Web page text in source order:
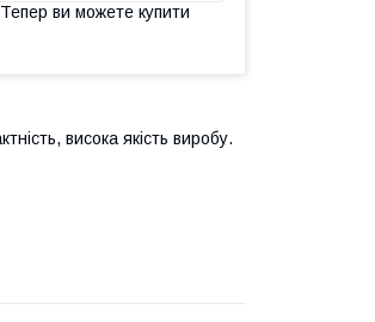
Тепер ви можете купити
висока якість виробу.